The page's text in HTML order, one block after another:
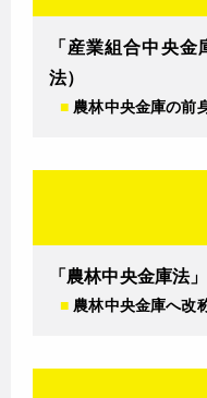
「産業組合中央
法）
■ 農林中央金庫の前
「農林中央金庫法
■ 農林中央金庫へ改